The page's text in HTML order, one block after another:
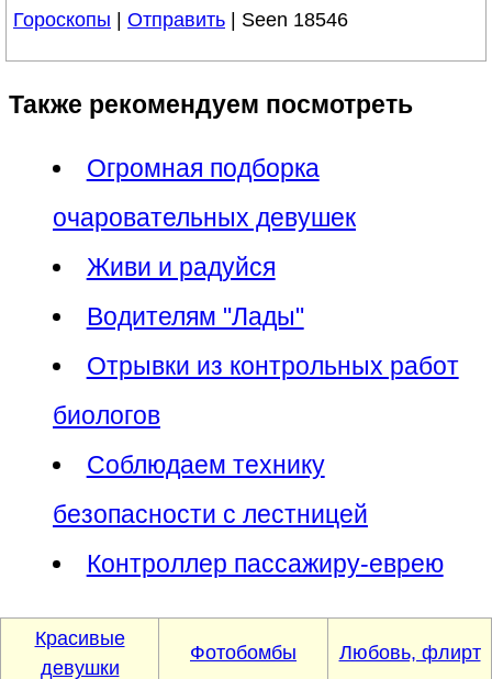
Гороскопы Отправить | Seen 18546
Также рекомендуем посмотреть
Огромная подборка
очаровательных девушек
Живи и радуйся
Водителям "Лады"
Отрывки из контрольных работ
биологов
Соблюдаем технику
безопасности с лестницей
Контроллер пассажиру-еврею
Красивые
девушки
Фотобомбы Любовь, флирт